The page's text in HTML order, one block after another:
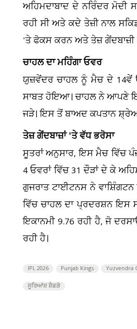
ਅਹਿਮਦਾਬਾਦ ਦੇ ਨਰਿੰਦਰ
ਰਹੀ ਸੀ ਅਤੇ ਕਦੇ ਤੇਜ਼ੀ ਨਾਲ
'ਤੇ ਫੋਕਸ ਕਰਨ ਅਤੇ ਤੇਜ਼ ਗੇਂਦਬਾਜ਼ੀ
ਚਾਹਲ ਦਾ ਮਹਿੰਗਾ ਓਵਰ
ਯੁਜ਼ਵੇਂਦਰ ਚਾਹਲ ਨੂੰ ਮੈਚ ਦੇ 14ਵੇਂ
ਸਾਬਤ ਹੋਇਆ। ਚਾਹਲ ਨੇ ਆਪਣੇ
ਜੜੇ। ਇਸ ਤੋਂ ਬਾਅਦ ਕਪਤਾਨ
ਤੇਜ਼ ਗੇਂਦਬਾਜ਼ਾਂ 'ਤੇ ਵੱਧ ਭਰੋਸਾ
ਸੂਤਰਾਂ ਅਨੁਸਾਰ, ਇਸ ਮੈਚ ਵਿੱਚ
4 ਓਵਰਾਂ ਵਿੱਚ 31 ਦੌੜਾਂ ਦੇ ਕੇ
ਗੁਜਰਾਤ ਟਾਈਟਨਸ ਨੇ
ਵਿੱਚ ਚਾਹਲ ਦਾ ਪ੍ਰਦਰਸ਼ਨ ਇਸ
ਇਕਾਨਮੀ 9.76 ਰਹੀ ਹੈ, ਜੋ
ਰਹੀ ਹੈ।
IPL 2026 Punjab Kings Yuzvendra
ਸੂਰਿਆਂਸ਼ ਸ਼ੈਡਗੇ